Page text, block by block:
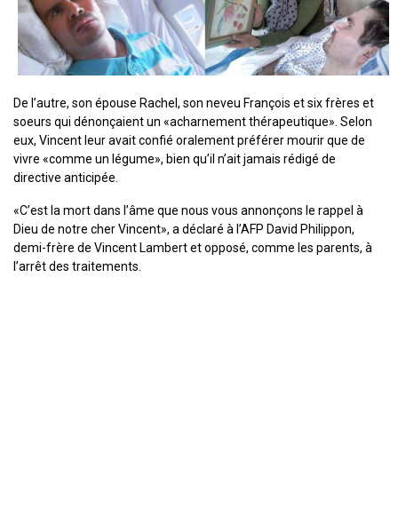
De l’autre, son épouse Rachel, son neveu François et six frères et
soeurs qui dénonçaient un «acharnement thérapeutique». Selon
eux, Vincent leur avait confié oralement préférer mourir que de
vivre «comme un légume», bien qu’il n’ait jamais rédigé de
directive anticipée.
«C’est la mort dans l’âme que nous vous annonçons le rappel à
Dieu de notre cher Vincent», a déclaré à l’AFP David Philippon,
demi-frère de Vincent Lambert et opposé, comme les parents, à
l’arrêt des traitements.